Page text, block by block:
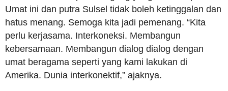
Umat ini dan putra Sulsel tidak boleh ketinggalan dan
hatus menang. Semoga kita jadi pemenang. “Kita
perlu kerjasama. Interkoneksi. Membangun
kebersamaan. Membangun dialog dialog dengan
umat beragama seperti yang kami lakukan di
Amerika. Dunia interkonektif,” ajaknya.